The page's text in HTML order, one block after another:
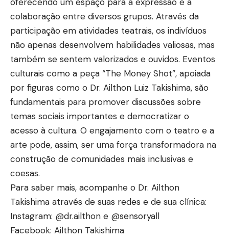
colaboração entre diversos grupos. Através da
participação em atividades teatrais, os indivíduos
não apenas desenvolvem habilidades valiosas, mas
também se sentem valorizados e ouvidos. Eventos
culturais como a peça “The Money Shot”, apoiada
por figuras como o Dr. Ailthon Luiz Takishima, são
fundamentais para promover discussões sobre
temas sociais importantes e democratizar o
acesso à cultura. O engajamento com o teatro e a
arte pode, assim, ser uma força transformadora na
construção de comunidades mais inclusivas e
coesas.
Para saber mais, acompanhe o Dr. Ailthon
Takishima através de suas redes e de sua clínica:
Instagram: @dr.ailthon e @sensoryall
Facebook: Ailthon Takishima